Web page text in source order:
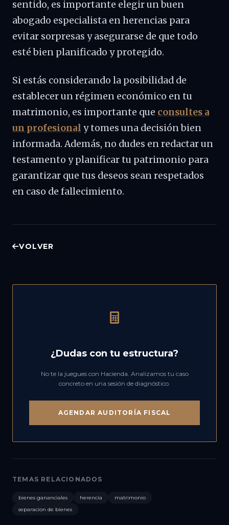
sentido, es importante elegir un buen
abogado especialista en herencias para
evitar sorpresas y asegurarse de que todo
esté bien planificado y protegido.
Si estás considerando la posibilidad de
establecer un régimen económico en tu
matrimonio, es importante que consultes a
un profesional y tomes una decisión bien
informada. Además, no dudes en redactar un
testamento y planificar tu patrimonio para
garantizar que tus deseos sean respetados
en caso de fallecimiento.
VOLVER
¿Dudas con tu estructura?
No te la juegues con Hacienda. Analizamos tu caso
concreto en una sesión de diagnóstico.
AGENDAR AUDITORÍA FISCAL
TEMAS RELACIONADOS
bienes gananciales herencia
matrimonio
separacion de bienes